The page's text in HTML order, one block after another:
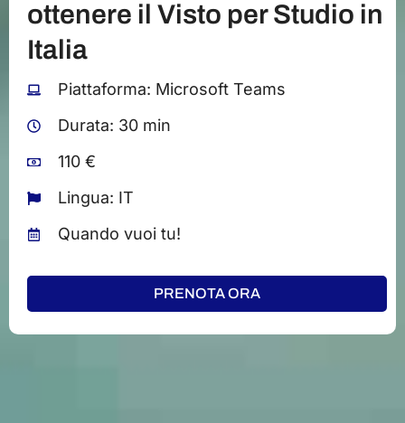
ottenere il Visto per Studio in
Italia
Piattaforma: Microsoft Teams
Durata: 30 min
110 €
Lingua: IT
Quando vuoi tu!
PRENOTA ORA